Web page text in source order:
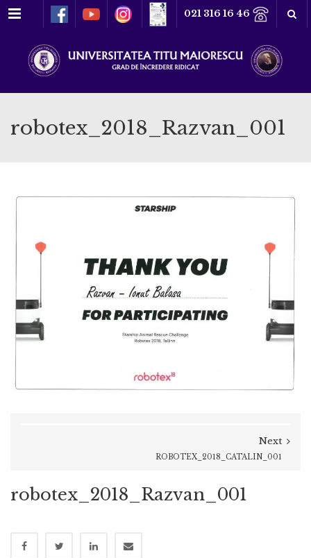
Meniu 021 316 16 46
robotex_2018_Razvan_001
Next
ROBOTEX_2018_CATALIN_001
robotex_2018_Razvan_001